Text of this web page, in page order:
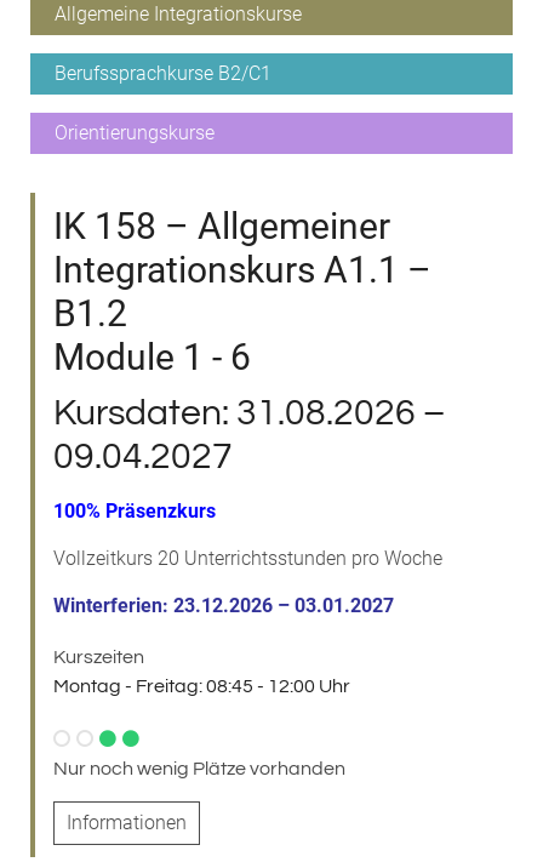
Allgemeine Integrationskurse
Berufssprachkurse B2/C1
Orientierungskurse
IK 158 – Allgemeiner
Integrationskurs A1.1 –
B1.2
Module 1 - 6
Kursdaten: 31.08.2026 –
09.04.2027
100% Präsenzkurs
Vollzeitkurs 20 Unterrichtsstunden pro Woche
Winterferien: 23.12.2026 – 03.01.2027
Kurszeiten
Montag - Freitag: 08:45 - 12:00 Uhr
Nur noch wenig Plätze vorhanden
Informationen